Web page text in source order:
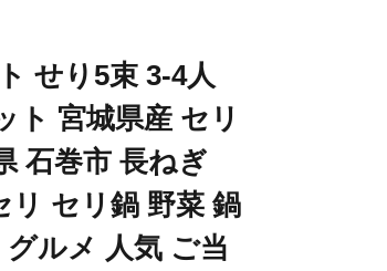
せり5束 3-4人
ト 宮城県産 セリ
石巻市 長ねぎ
リ セリ鍋 野菜 鍋
ルメ 人気 ご当